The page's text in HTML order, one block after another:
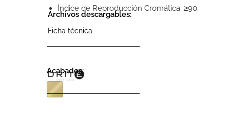
Índice de Reproducción Cromática: ≥90.
Archivos descargables:
Ficha técnica
Acabados: